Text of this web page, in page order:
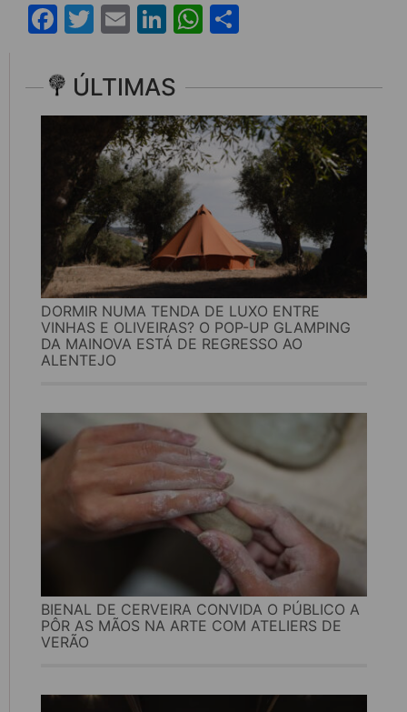
Facebook
Twitter
EmailLinkedIn
WhatsApp
ÚLTIMAS
DORMIR NUMA TENDA DE LUXO ENTRE
VINHAS E OLIVEIRAS? O POP-UP GLAMPING
DA MAINOVA ESTÁ DE REGRESSO AO
ALENTEJO
BIENAL DE CERVEIRA CONVIDA O PÚBLICO A
PÔR AS MÃOS NA ARTE COM ATELIERS DE
VERÃO